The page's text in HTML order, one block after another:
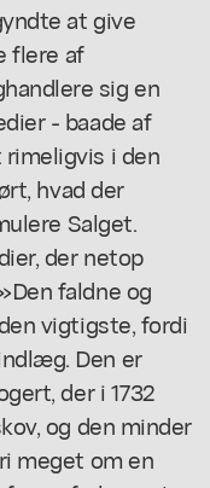
at give
flere af
sig en
- baade af
i den
hvad der
Salget.
der netop
faldne og
vigtigste, fordi
Den er
der i 1732
og den minder
meget om en